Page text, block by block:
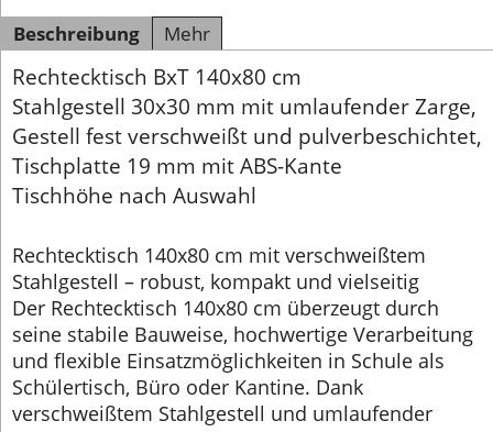
Beschreibung Mehr
Rechtecktisch BxT 140x80 cm
Stahlgestell 30x30 mm mit umlaufender Zarge,
Gestell fest verschweißt und pulverbeschichtet,
Tischplatte 19 mm mit ABS-Kante
Tischhöhe nach Auswahl
Rechtecktisch 140x80 cm mit verschweißtem
Stahlgestell – robust, kompakt und vielseitig
Der Rechtecktisch 140x80 cm überzeugt durch
seine stabile Bauweise, hochwertige Verarbeitung
und flexible Einsatzmöglichkeiten in Schule als
Schülertisch, Büro oder Kantine. Dank
verschweißtem Stahlgestell und umlaufender